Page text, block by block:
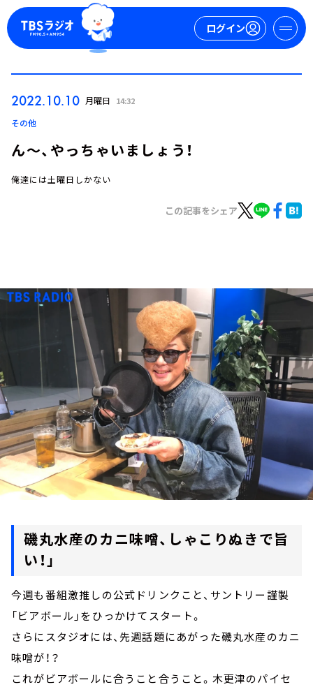
ログイン
トピックス
TBS Podcast
お知らせ
イベント・グッズ
YouTube
会社情報
2022.10.10 月曜日 14:32
その他
ん～、やっちゃいましょう！
俺達には土曜日しかない
この記事をシェア
磯丸水産のカニ味噌、しゃこりぬきで旨
い！」
今週も番組激推しの公式ドリンクこと、サントリー謹製
「ビアボール」をひっかけてスタート。
さらにスタジオには、先週話題にあがった磯丸水産のカニ
味噌が！？
これがビアボールに合うこと合うこと。木更津のパイセ